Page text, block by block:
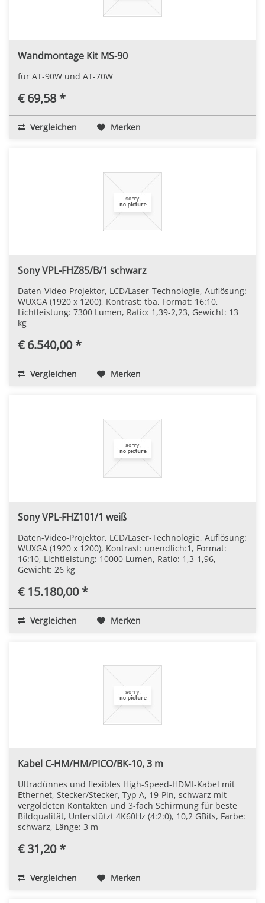
Wandmontage Kit MS-90
für AT-90W und AT-70W
€ 69,58 *
Vergleichen Merken
Sony VPL-FHZ85/B/1 schwarz
Daten-Video-Projektor, LCD/Laser-Technologie, Auflösung:
WUXGA (1920 x 1200), Kontrast: tba, Format: 16:10,
Lichtleistung: 7300 Lumen, Ratio: 1,39-2,23, Gewicht: 13
kg
€ 6.540,00 *
Vergleichen Merken
Sony VPL-FHZ101/1 weiß
Daten-Video-Projektor, LCD/Laser-Technologie, Auflösung:
WUXGA (1920 x 1200), Kontrast: unendlich:1, Format:
16:10, Lichtleistung: 10000 Lumen, Ratio: 1,3-1,96,
Gewicht: 26 kg
€ 15.180,00 *
Vergleichen Merken
Kabel C-HM/HM/PICO/BK-10, 3 m
Ultradünnes und flexibles High-Speed-HDMI-Kabel mit
Ethernet, Stecker/Stecker, Typ A, 19-Pin, schwarz mit
vergoldeten Kontakten und 3-fach Schirmung für beste
Bildqualität, Unterstützt 4K60Hz (4:2:0), 10,2 GBits, Farbe:
schwarz, Länge: 3 m
€ 31,20 *
Vergleichen Merken